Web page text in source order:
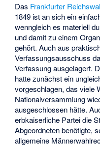
Das Frankfurter
1849 ist an sich ein
wenngleich es materiell
und damit zu einem
gehört. Auch aus
Verfassungsausschuss
Verfassung ausgelagert.
hatte zunächst ein
vorgeschlagen, das viele
Nationalversammlung
ausgeschlossen hätte.
erbkaiserliche Partei die
Abgeordneten benötigte,
allgemeine